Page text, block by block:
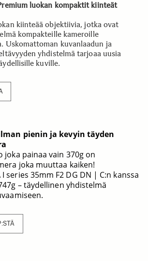
luokan kompaktit kiinteät
kiinteää objektiivia, jotka ovat
kompakteille kameroille
Uskomattoman kuvanlaadun ja
yhdistelmä tarjoaa uusia
kuville.
pienin ja kevyin täyden
joka painaa vain 370g on
joka muuttaa kaiken!
I series 35mm F2 DG DN | C:n kanssa
– täydellinen yhdistelmä